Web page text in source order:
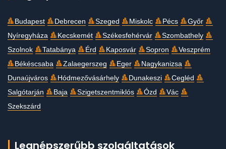
Budapest Debrecen Szeged Miskolc Pécs
Győr
Nyíregyháza
Kecskemét Székesfehérvár
Szombathely
Szolnok
Tatabánya Érd Kaposvár Sopron
Veszprém
Békéscsaba
Zalaegerszeg Eger
Nagykanizsa
Dunaújváros
Hódmezővásárhely Dunakeszi
Cegléd
Salgótarján
Baja Szigetszentmiklós Ózd
Vác
Szekszárd
Legnépszerűbb szolgáltatások